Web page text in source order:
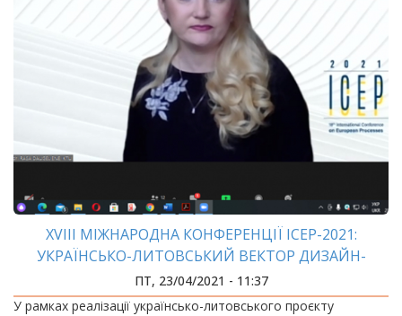
XVIII МІЖНАРОДНА КОНФЕРЕНЦІЇ ICEP-2021:
УКРАЇНСЬКО-ЛИТОВСЬКИЙ ВЕКТОР ДИЗАЙН-
МИСЛЕННЯ
ПТ, 23/04/2021 - 11:37
У рамках реалізації українсько-литовського проєкту